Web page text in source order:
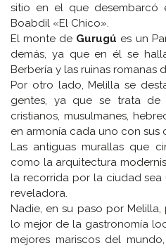
sitio en el que desembarcó
Boabdil «El Chico».
El monte de Gurugú es un
demás, ya que en él se
Berbería y las ruinas romanas
Por otro lado, Melilla se
gentes, ya que se trata
cristianos, musulmanes,
en armonía cada uno con sus
Las antiguas murallas que
como la arquitectura
la recorrida por la ciudad
reveladora.
Nadie, en su paso por
lo mejor de la gastronomía
mejores mariscos del